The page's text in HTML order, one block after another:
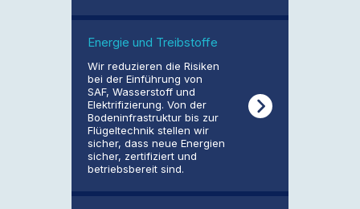
Energie und Treibstoffe
Wir reduzieren die Risiken
bei der Einführung von
SAF, Wasserstoff und
Elektrifizierung. Von der
Bodeninfrastruktur bis zur
Flügeltechnik stellen wir
sicher, dass neue Energien
sicher, zertifiziert und
betriebsbereit sind.